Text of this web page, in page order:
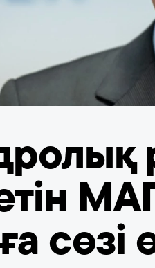
сөзі